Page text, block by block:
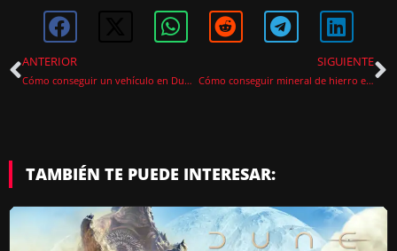
ANTERIOR
Cómo conseguir un vehículo en Dune Awakening
SIGUIENTE
Cómo conseguir mineral de hierro en Dune Awakening
TAMBIÉN TE PUEDE INTERESAR: